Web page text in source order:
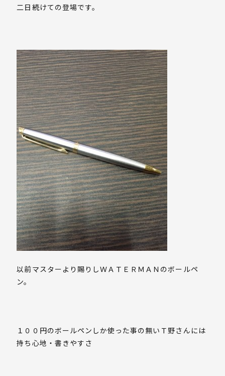
二日続けての登場です。
以前マスターより賜りしＷＡＴＥＲＭＡＮのボールペ
ン。
１００円のボールペンしか使った事の無いＴ野さんには
持ち心地・書きやすさ